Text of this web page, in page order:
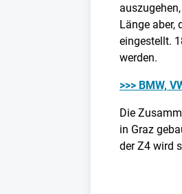
Länge aber,
eingestellt.
werden.
>>> BMW,
Die
in Graz
der Z4 wird